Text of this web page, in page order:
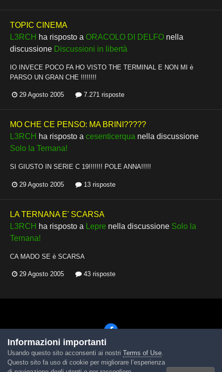
TOPIC CINEMA
L3RCH ha risposto a ORACOLO DI DELFO nella
discussione Discussioni in libertà
IO INVECE POCO FA HO VISTO THE TERMINAL E NON MI è
PARSO UN GRAN CHE !!!!!!!!
29 Agosto 2005 7.271 risposte
MO CHE CE PENSO: MA BRINI?????
L3RCH ha risposto a cesenticerqua nella discussione
Solo la Ternana!
SI GIUSTO IN SERIE C 19!!!!!!! POLE ANNA!!!!!
29 Agosto 2005 13 risposte
LA TERNANA E' SCARSA
L3RCH ha risposto a Lepre nella discussione Solo la
Ternana!
CA MADO SE è SCARSA
29 Agosto 2005 43 risposte
Lingua Tema Contattaci Cookies
Powered by Invision Community
Informazioni importanti
Usando questo sito acconsenti ai nostri Terms of Use.
Questo sito fa uso di cookie per migliorare l’esperienza